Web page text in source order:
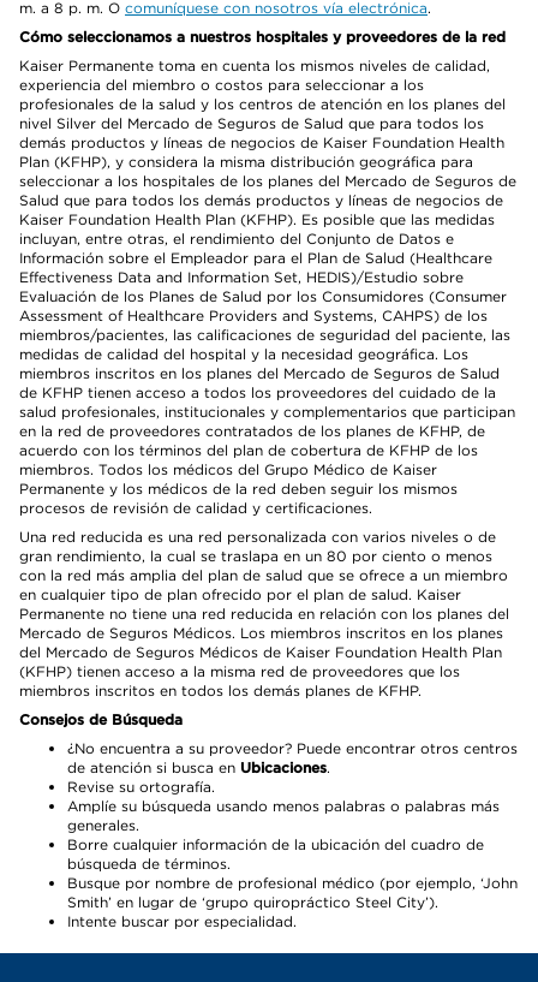
m. a 8 p. m. O comuníquese con nosotros vía electrónica.
Cómo seleccionamos a nuestros hospitales y proveedores de la red
Kaiser Permanente toma en cuenta los mismos niveles de calidad,
experiencia del miembro o costos para seleccionar a los
profesionales de la salud y los centros de atención en los planes del
nivel Silver del Mercado de Seguros de Salud que para todos los
demás productos y líneas de negocios de Kaiser Foundation Health
Plan (KFHP), y considera la misma distribución geográfica para
seleccionar a los hospitales de los planes del Mercado de Seguros de
Salud que para todos los demás productos y líneas de negocios de
Kaiser Foundation Health Plan (KFHP). Es posible que las medidas
incluyan, entre otras, el rendimiento del Conjunto de Datos e
Información sobre el Empleador para el Plan de Salud (Healthcare
Effectiveness Data and Information Set, HEDIS)/Estudio sobre
Evaluación de los Planes de Salud por los Consumidores (Consumer
Assessment of Healthcare Providers and Systems, CAHPS) de los
miembros/pacientes, las calificaciones de seguridad del paciente, las
medidas de calidad del hospital y la necesidad geográfica. Los
miembros inscritos en los planes del Mercado de Seguros de Salud
de KFHP tienen acceso a todos los proveedores del cuidado de la
salud profesionales, institucionales y complementarios que participan
en la red de proveedores contratados de los planes de KFHP, de
acuerdo con los términos del plan de cobertura de KFHP de los
miembros. Todos los médicos del Grupo Médico de Kaiser
Permanente y los médicos de la red deben seguir los mismos
procesos de revisión de calidad y certificaciones.
Una red reducida es una red personalizada con varios niveles o de
gran rendimiento, la cual se traslapa en un 80 por ciento o menos
con la red más amplia del plan de salud que se ofrece a un miembro
en cualquier tipo de plan ofrecido por el plan de salud. Kaiser
Permanente no tiene una red reducida en relación con los planes del
Mercado de Seguros Médicos. Los miembros inscritos en los planes
del Mercado de Seguros Médicos de Kaiser Foundation Health Plan
(KFHP) tienen acceso a la misma red de proveedores que los
miembros inscritos en todos los demás planes de KFHP.
Consejos de Búsqueda
¿No encuentra a su proveedor? Puede encontrar otros centros
de atención si busca en Ubicaciones.
Revise su ortografía.
Amplíe su búsqueda usando menos palabras o palabras más
generales.
Borre cualquier información de la ubicación del cuadro de
búsqueda de términos.
Busque por nombre de profesional médico (por ejemplo, ‘John
Smith’ en lugar de ‘grupo quiropráctico Steel City’).
Intente buscar por especialidad.